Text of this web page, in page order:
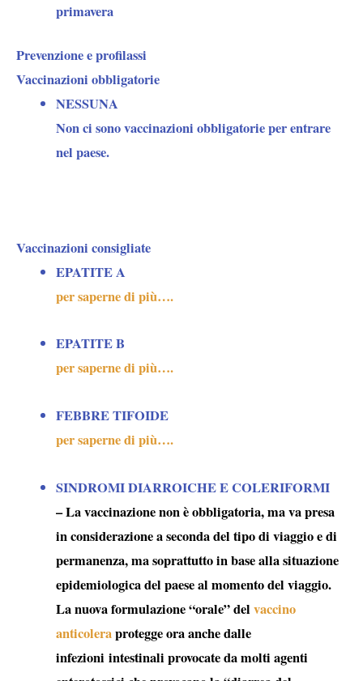
primavera
Prevenzione e profilassi
Vaccinazioni obbligatorie
NESSUNA
Non ci sono vaccinazioni obbligatorie per entrare
nel paese.
Vaccinazioni consigliate
EPATITE A
per saperne di più….
EPATITE B
per saperne di più….
FEBBRE TIFOIDE
per saperne di più….
SINDROMI DIARROICHE E COLERIFORMI
– La vaccinazione non è obbligatoria, ma va presa
in considerazione a seconda del tipo di viaggio e di
permanenza, ma soprattutto in base alla situazione
epidemiologica del paese al momento del viaggio.
La nuova formulazione “orale” del vaccino
anticoleraprotegge ora anche dalle
infezioni intestinali provocate da molti agenti